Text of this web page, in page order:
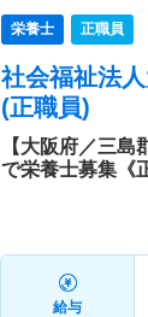
栄養士 正職員
社会福祉法
(正職員)
【大阪府／三
で栄養士募集《
給与